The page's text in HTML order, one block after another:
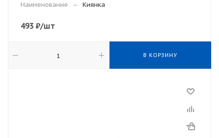
Наименование
— Киянка
493 ₽/шт
В КОРЗИНУ